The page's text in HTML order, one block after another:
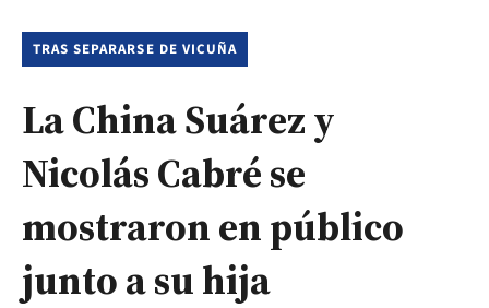
TRAS SEPARARSE DE VICUÑA
La China Suárez y
Nicolás Cabré se
mostraron en público
junto a su hija